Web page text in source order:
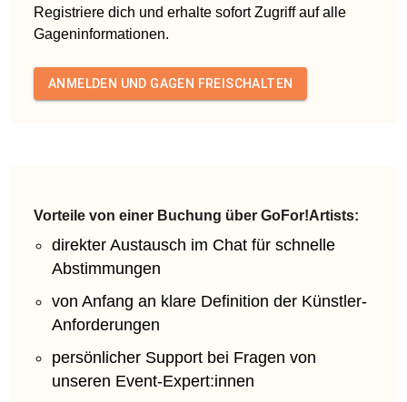
Registriere dich und erhalte sofort Zugriff auf alle
Gageninformationen.
ANMELDEN UND GAGEN FREISCHALTEN
Vorteile von einer Buchung über GoFor!Artists:
direkter Austausch im Chat für schnelle
Abstimmungen
von Anfang an klare Definition der Künstler-
Anforderungen
persönlicher Support bei Fragen von
unseren Event-Expert:innen